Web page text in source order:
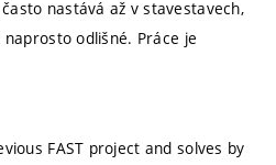
nastává až v stavestavech,
odlišné. Práce je
FAST project and solves by